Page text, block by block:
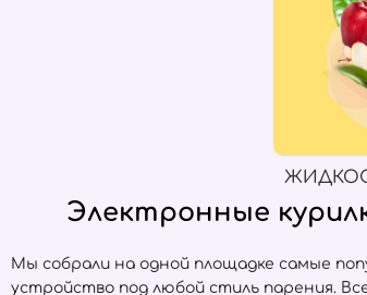
Электронные
Мы собрали на одной площадке самые
устройство под любой стиль парения.